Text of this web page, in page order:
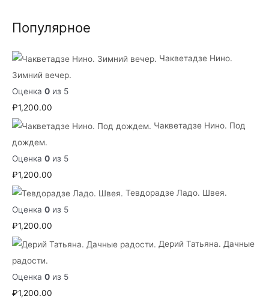
Популярное
Чакветадзе Нино.
Зимний вечер.
Оценка 0 из 5
₽1,200.00
Чакветадзе Нино. Под
дождем.
Оценка 0 из 5
₽1,200.00
Тевдорадзе Ладо. Швея.
Оценка 0 из 5
₽1,200.00
Дерий Татьяна. Дачные
радости.
Оценка 0 из 5
₽1,200.00